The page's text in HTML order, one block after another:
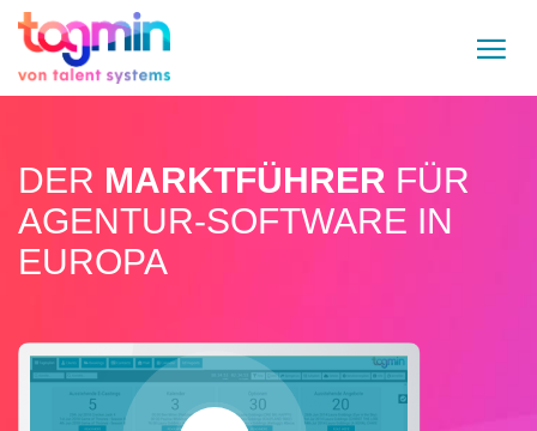
DER MARKTFÜHRER FÜR
AGENTUR-SOFTWARE IN
EUROPA